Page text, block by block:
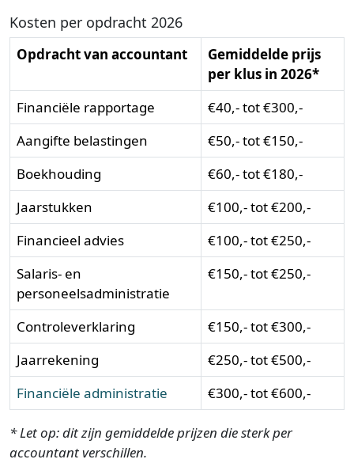
Kosten per opdracht 2026
Opdracht van accountant
Gemiddelde prijs
per klus in 2026*
Financiële rapportage
€40,- tot €300,-
Aangifte belastingen
€50,- tot €150,-
Boekhouding
€60,- tot €180,-
Jaarstukken
€100,- tot €200,-
Financieel advies
€100,- tot €250,-
Salaris- en
personeelsadministratie
€150,- tot €250,-
Controleverklaring
€150,- tot €300,-
Jaarrekening
€250,- tot €500,-
Financiële administratie
€300,- tot €600,-
* Let op: dit zijn gemiddelde prijzen die sterk per
accountant verschillen.